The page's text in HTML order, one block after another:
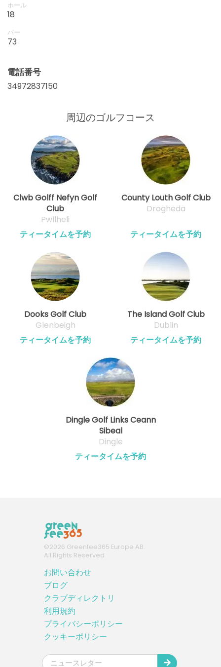
ホール
18
パー
73
電話番号
34972837150
周辺のゴルフコース
Clwb Golff Nefyn Golf
Club
Pwllheli
ティータイムを予約
County Louth Golf Club
Drogheda
ティータイムを予約
Dooks Golf Club
Glenbeigh
ティータイムを予約
The Island Golf Club
Dublin
ティータイムを予約
Dingle Golf Links Ceann
Sibeal
Dingle
ティータイムを予約
©2026 Greenfee365 Europe AB.
All Rights Reserved
お問い合わせ
ブログ
クラブディレクトリ
利用規約
プライバシーポリシー
クッキーポリシー